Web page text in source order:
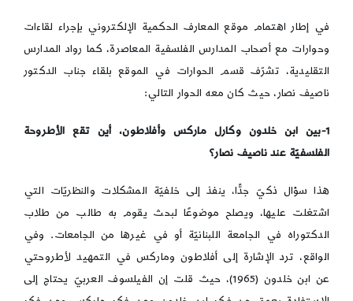
ناصيف
نصار
في إطار اهتمام موقع المعارف الحكمية الإلكتروني بإجراء لقاءات
وحوارات مع أصحاب المدارس الفلسفية المعاصرة، كما رواد المدارس
التقليدية، تشرّف قسم الحوارات في الموقع بلقاء جناب الدكتور
ناصيف نصار، حيث كان معه الحوار التالي:
1-بين ابن خلدون وكارل ماركس وأفلاطون، أين تقع الأطروحة
الفلسفيّة عند ناصيف نصار؟
هذا سؤال ذكيّ جدًّا، ينفذ إلى خلفيّة المشكلات والنظريّات التي
اشتغلت عليها، ويصلح موضوعًا لبحث يقوم به طالب من طلاب
الدكتوراه في الجامعة اللبنانيّة أو في غيرها من الجامعات. وفي
الواقع، ترد الإشارة إلى أفلاطون وماركس في التمهيد لأطروحتي
عن ابن خلدون (1965)، حيث قلت إن الفيلسوف العربيّ يحتاج إلى